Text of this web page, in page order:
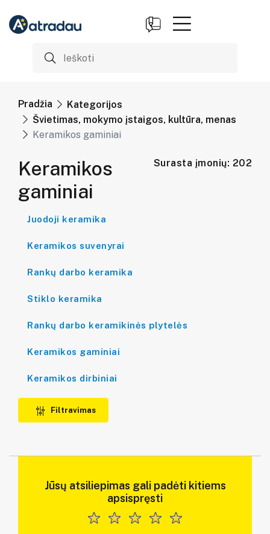
Pradžia
Kategorijos
Švietimas, mokymo įstaigos, kultūra, menas
Keramikos gaminiai
Keramikos
gaminiai
Surasta įmonių: 202
Juodoji keramika
Keramikos suvenyrai
Rankų darbo keramika
Stiklo keramika
Rankų darbo keramikinės plytelės
Keramikos gaminiai
Keramikos dirbiniai
Filtravimas
Jūsų atsiliepimas gali padėti kitiems
apsispręsti